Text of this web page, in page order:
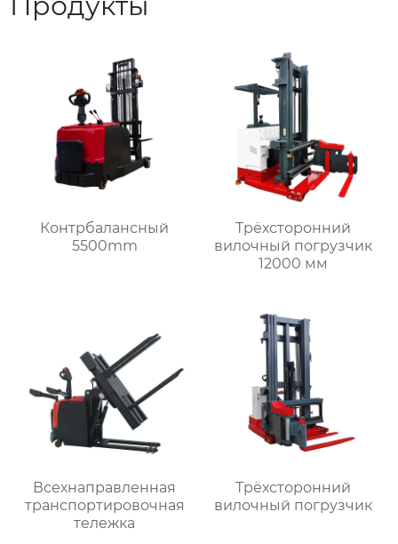
Контрбалансный
5500mm
Трёхсторонний
вилочный погрузчик
12000 мм
Всехнаправленная
транспортировочная
тележка
Трёхсторонний
вилочный погрузчик